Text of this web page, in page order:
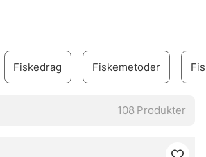
fiskedetaljer. Ofta med en liten twist i
så det lönar sig att kika in ofta.
nästa dag rullar, linor eller verktyg
och kategori, så blir det lättare att
Fiskedrag Fiskemetoder
108 Produkter